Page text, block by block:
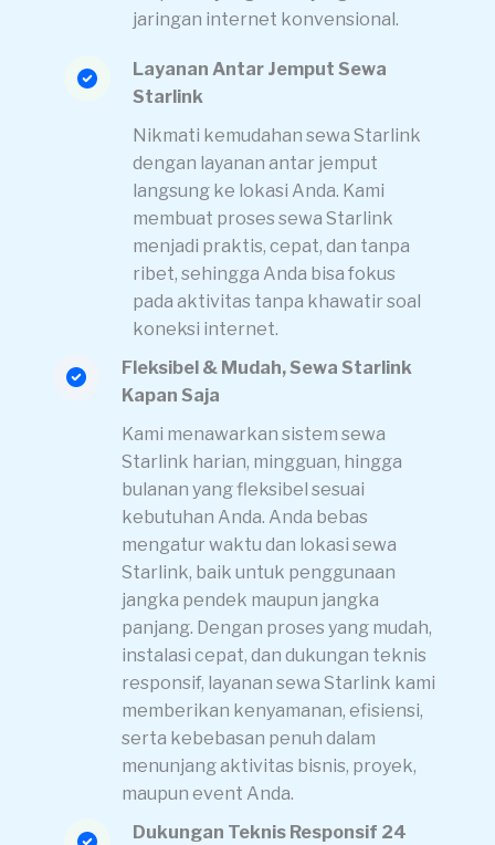
Layanan Antar Jemput Sewa
Starlink
Nikmati kemudahan sewa Starlink
dengan layanan antar jemput
langsung ke lokasi Anda. Kami
membuat proses sewa Starlink
menjadi praktis, cepat, dan tanpa
ribet, sehingga Anda bisa fokus
pada aktivitas tanpa khawatir soal
koneksi internet.
Fleksibel & Mudah, Sewa Starlink
Kapan Saja
Kami menawarkan sistem sewa
Starlink harian, mingguan, hingga
bulanan yang fleksibel sesuai
kebutuhan Anda. Anda bebas
mengatur waktu dan lokasi sewa
Starlink, baik untuk penggunaan
jangka pendek maupun jangka
panjang. Dengan proses yang mudah,
instalasi cepat, dan dukungan teknis
responsif, layanan sewa Starlink kami
memberikan kenyamanan, efisiensi,
serta kebebasan penuh dalam
menunjang aktivitas bisnis, proyek,
maupun event Anda.
Dukungan Teknis Responsif 24
jaringan internet konvensional.